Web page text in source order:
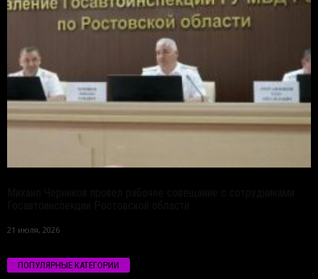
21 июля, 2026
ПОПУЛЯРНЫЕ КАТЕГОРИИ